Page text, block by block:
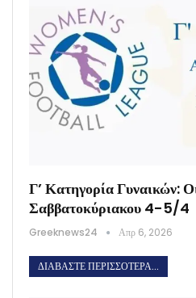
Γ’ Κατηγορία Γυναικών:
Σαββατοκύριακου 4-5/4
Greeknews24 Απρ 6, 2026
ΔΙΑΒΆΣΤΕ ΠΕΡΙΣΣΌΤΕΡΑ...